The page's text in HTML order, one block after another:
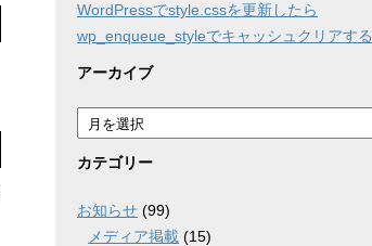
WordPressでstyle.cssを更新したら
wp_enqueue_styleでキャッシュクリアする
アーカイブ
ア
ー
カ
ブ
カテゴリー
お知らせ (99)
メディア掲載 (15)